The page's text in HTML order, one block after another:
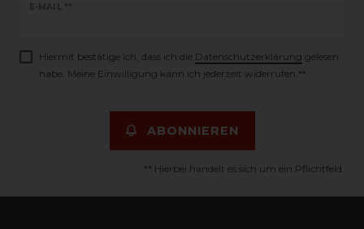
E-MAIL **
Newsletter
Hiermit bestätige ich, dass ich die Daten­schutz­erklärung gelesen
habe. Meine Einwilligung kann ich jederzeit widerrufen.**
ABONNIEREN
** Hierbei handelt es sich um ein Pflichtfeld.